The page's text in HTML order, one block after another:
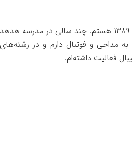
بنده علی سیرانی، متولد سال ۱۳۸۹ هستم. چند سالی در مدرسه هدهد
مداحی و فوتبال دارم و در رشته‌های
فعالیت داشته‌ام.